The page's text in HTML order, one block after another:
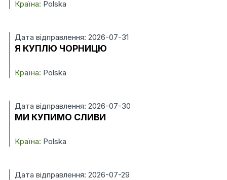
Країна: Polska
Дата відправлення: 2026-07-31
Я КУПЛЮ ЧОРНИЦЮ
Країна: Polska
Дата відправлення: 2026-07-30
МИ КУПИМО СЛИВИ
Країна: Polska
Дата відправлення: 2026-07-29